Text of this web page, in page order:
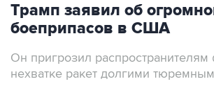
Трамп заявил об
боеприпасов в США
Он пригрозил
нехватке ракет долгими